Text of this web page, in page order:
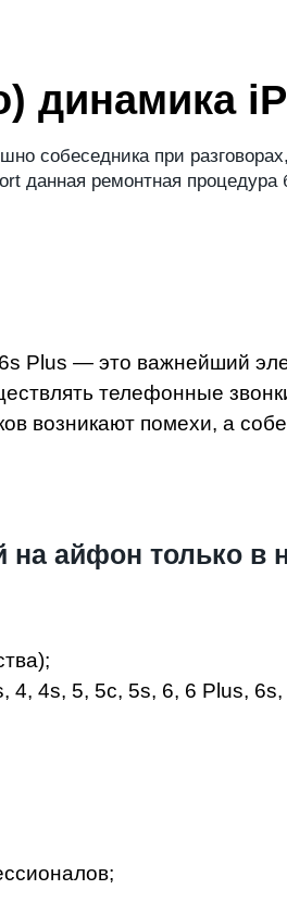
динамика
собеседника при
данная ремонтная
Plus — это важнейший
телефонные
возникают помехи, а
айфон только в
4s, 5, 5c, 5s, 6, 6 Plus,